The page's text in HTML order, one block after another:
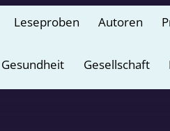
Leseproben Autoren
Gesundheit Gesellschaft